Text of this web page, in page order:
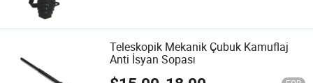
Teleskopik Mekanik Çubuk Kamuflaj
Anti İsyan Sopası